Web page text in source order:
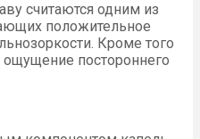
считаются одним из
положительное
Кроме того
постороннего